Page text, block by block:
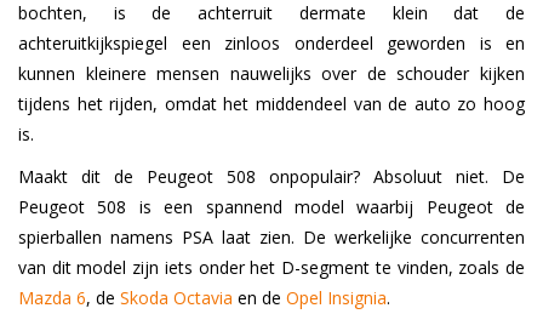
bochten, is de achterruit dermate klein dat de
achteruitkijkspiegel een zinloos onderdeel geworden is en
kunnen kleinere mensen nauwelijks over de schouder kijken
tijdens het rijden, omdat het middendeel van de auto zo hoog
is.
Maakt dit de Peugeot 508 onpopulair? Absoluut niet. De
Peugeot 508 is een spannend model waarbij Peugeot de
spierballen namens PSA laat zien. De werkelijke concurrenten
van dit model zijn iets onder het D-segment te vinden, zoals de
Mazda 6, de Skoda Octavia en de Opel Insignia.